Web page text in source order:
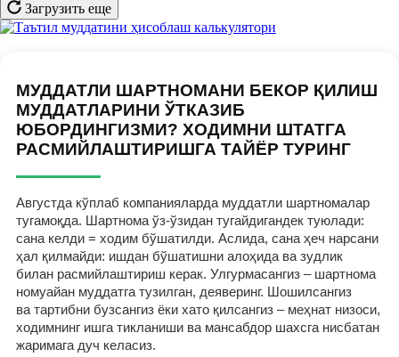
Загрузить еще
МУДДАТЛИ ШАРТНОМАНИ БЕКОР ҚИЛИШ
МУДДАТЛАРИНИ ЎТКАЗИБ
ЮБОРДИНГИЗМИ? ХОДИМНИ ШТАТГА
РАСМИЙЛАШТИРИШГА ТАЙЁР ТУРИНГ
Августда кўплаб компанияларда муддатли шартномалар
тугамоқда. Шартнома ўз-ўзидан тугайдигандек туюлади:
сана келди = ходим бўшатилди. Аслида, сана ҳеч нарсани
ҳал қилмайди: ишдан бўшатишни алоҳида ва зудлик
билан расмийлаштириш керак. Улгурмасангиз – шартнома
номуайан муддатга тузилган, деяверинг. Шошилсангиз
ва тартибни бузсангиз ёки хато қилсангиз – меҳнат низоси,
ходимнинг ишга тикланиши ва мансабдор шахсга нисбатан
жаримага дуч келасиз.